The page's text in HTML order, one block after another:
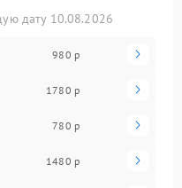
дату 10.08.2026
980 р
1780 р
780 р
1480 р